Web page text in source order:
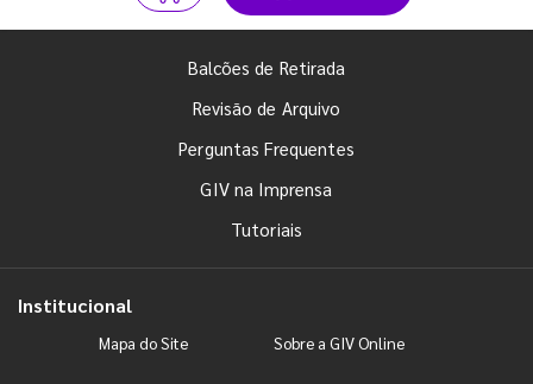
Balcões de Retirada
Revisão de Arquivo
Perguntas Frequentes
GIV na Imprensa
Tutoriais
Institucional
Mapa do Site Sobre a GIV Online